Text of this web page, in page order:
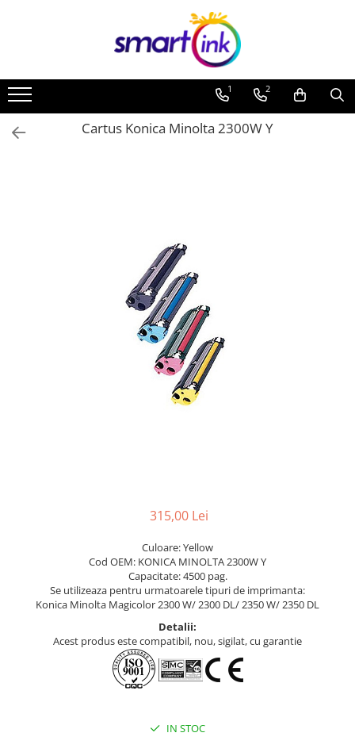
1 2
Cartus Konica Minolta 2300W Y
315,00 Lei
Culoare: Yellow
Cod OEM: KONICA MINOLTA 2300W Y
Capacitate: 4500 pag.
Se utilizeaza pentru urmatoarele tipuri de imprimanta:
Konica Minolta Magicolor 2300 W/ 2300 DL/ 2350 W/ 2350 DL
Detalii:
Acest produs este compatibil, nou, sigilat, cu garantie
IN STOC